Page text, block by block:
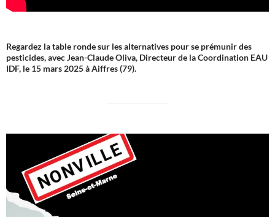
Regardez la table ronde sur les alternatives pour se prémunir des
pesticides, avec Jean-Claude Oliva, Directeur de la Coordination EAU
IDF, le 15 mars 2025 à Aiffres (79).